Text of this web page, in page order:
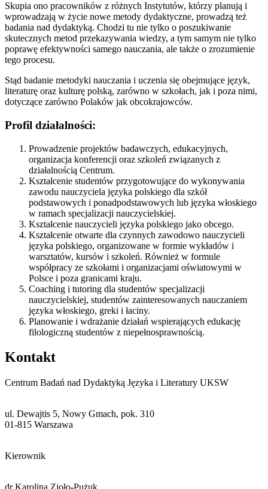
Skupia ono pracowników z różnych Instytutów, którzy planują i
wprowadzają w życie nowe metody dydaktyczne, prowadzą też
badania nad dydaktyką. Chodzi tu nie tylko o poszukiwanie
skutecznych metod przekazywania wiedzy, a tym samym nie tylko
poprawę efektywności samego nauczania, ale także o zrozumienie
tego procesu.
Stąd badanie metodyki nauczania i uczenia się obejmujące język,
literaturę oraz kulturę polską, zarówno w szkołach, jak i poza nimi,
dotyczące zarówno Polaków jak obcokrajowców.
Profil działalności:
Prowadzenie projektów badawczych, edukacyjnych,
organizacja konferencji oraz szkoleń związanych z
działalnością Centrum.
Kształcenie studentów przygotowujące do wykonywania
zawodu nauczyciela języka polskiego dla szkół
podstawowych i ponadpodstawowych lub języka włoskiego
w ramach specjalizacji nauczycielskiej.
Kształcenie nauczycieli języka polskiego jako obcego.
Kształcenie otwarte dla czynnych zawodowo nauczycieli
języka polskiego, organizowane w formie wykładów i
warsztatów, kursów i szkoleń. Również w formule
współpracy ze szkołami i organizacjami oświatowymi w
Polsce i poza granicami kraju.
Coaching i tutoring dla studentów specjalizacji
nauczycielskiej, studentów zainteresowanych nauczaniem
języka włoskiego, greki i łaciny.
Planowanie i wdrażanie działań wspierających edukację
filologiczną studentów z niepełnosprawnością.
Kontakt
Centrum Badań nad Dydaktyką Języka i Literatury UKSW
ul. Dewajtis 5, Nowy Gmach, pok. 310
01-815 Warszawa
Kierownik